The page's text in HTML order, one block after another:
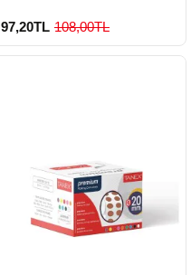
97,20TL 108,00TL